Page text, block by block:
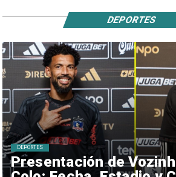
Presentación de
DEPORTES
DEPORTES